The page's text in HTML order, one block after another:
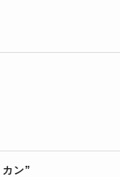
ン”